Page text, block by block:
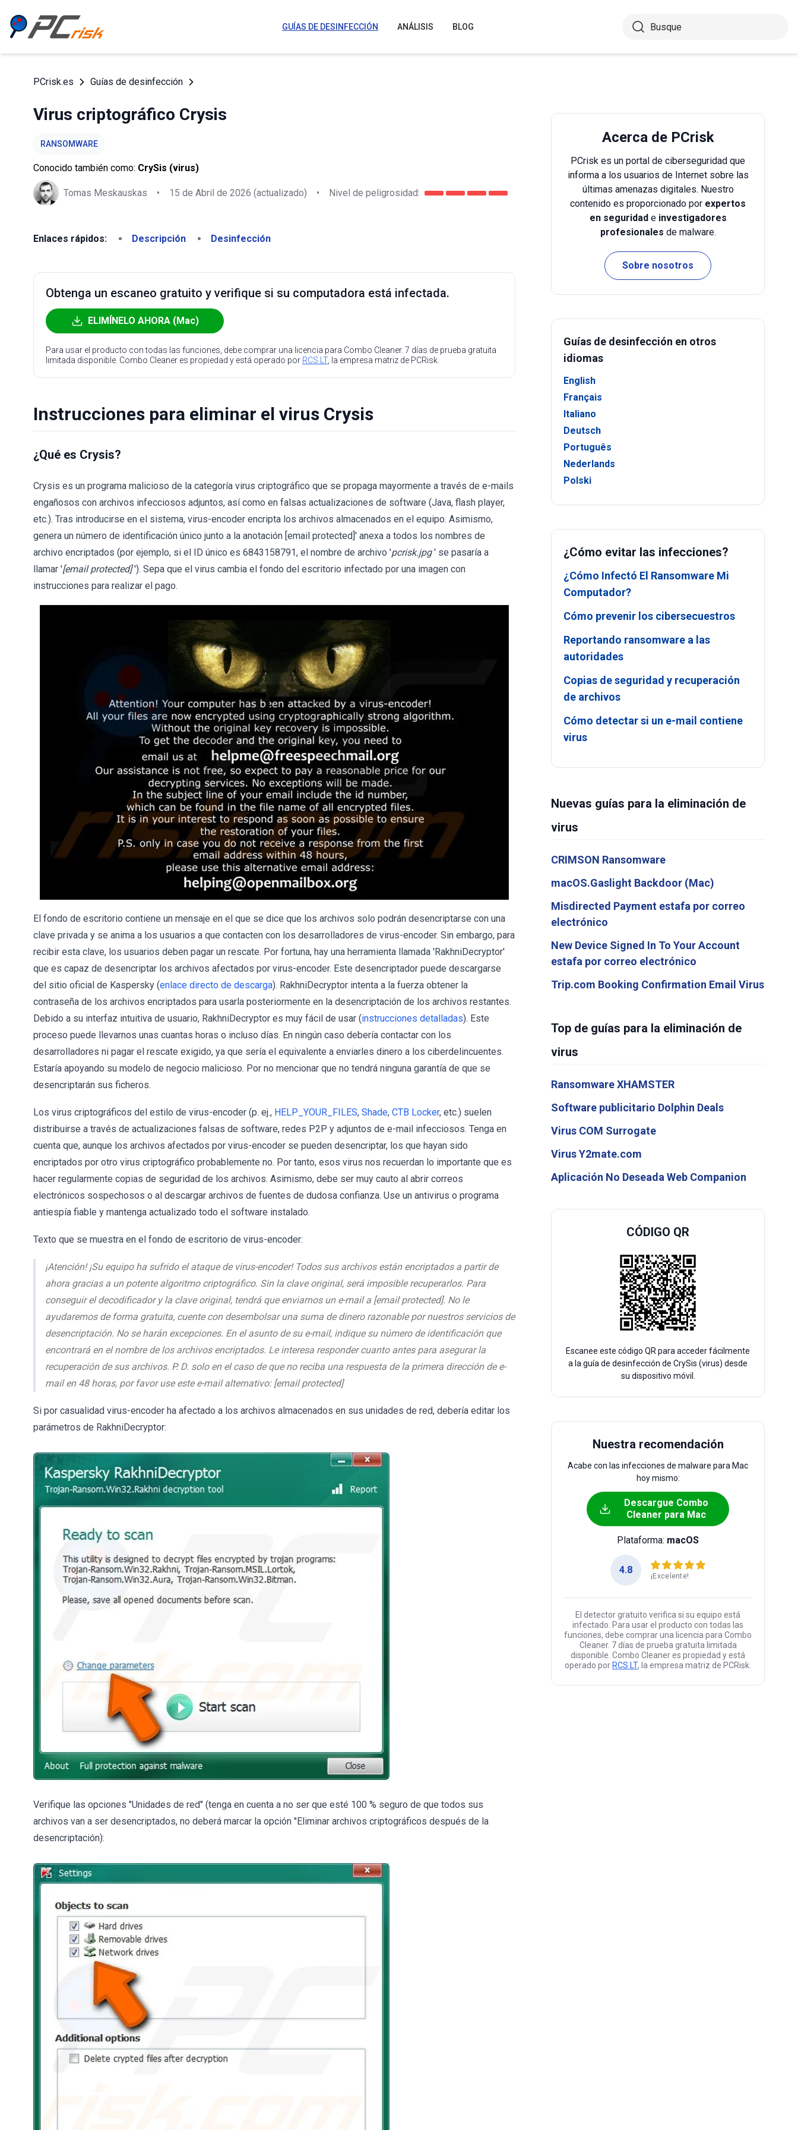
GUÍAS DE DESINFECCIÓN ANÁLISIS BLOG
PCrisk.es Guías de desinfección
Virus criptográfico Crysis
RANSOMWARE
Conocido también como: CrySis (virus)
Tomas Meskauskas • 15 de Abril de 2026 (actualizado) • Nivel de peligrosidad:
Enlaces rápidos: Descripción Desinfección
Obtenga un escaneo gratuito y verifique si su computadora está infectada.
ELIMÍNELO AHORA (Mac)
Para usar el producto con todas las funciones, debe comprar una licencia para Combo Cleaner. 7 días de prueba gratuita
limitada disponible. Combo Cleaner es propiedad y está operado por RCS LT, la empresa matriz de PCRisk.
Instrucciones para eliminar el virus Crysis
¿Qué es Crysis?
Crysis es un programa malicioso de la categoría virus criptográfico que se propaga mayormente a través de e-mails
engañosos con archivos infecciosos adjuntos, así como en falsas actualizaciones de software (Java, flash player,
etc.). Tras introducirse en el sistema, virus-encoder encripta los archivos almacenados en el equipo. Asimismo,
genera un número de identificación único junto a la anotación [email protected]' anexa a todos los nombres de
archivo encriptados (por ejemplo, si el ID único es 6843158791, el nombre de archivo 'pcrisk.jpg ' se pasaría a
llamar '[email protected] '). Sepa que el virus cambia el fondo del escritorio infectado por una imagen con
instrucciones para realizar el pago.
El fondo de escritorio contiene un mensaje en el que se dice que los archivos solo podrán desencriptarse con una
clave privada y se anima a los usuarios a que contacten con los desarrolladores de virus-encoder. Sin embargo, para
recibir esta clave, los usuarios deben pagar un rescate. Por fortuna, hay una herramienta llamada 'RakhniDecryptor'
que es capaz de desencriptar los archivos afectados por virus-encoder. Este desencriptador puede descargarse
del sitio oficial de Kaspersky (enlace directo de descarga). RakhniDecryptor intenta a la fuerza obtener la
contraseña de los archivos encriptados para usarla posteriormente en la desencriptación de los archivos restantes.
Debido a su interfaz intuitiva de usuario, RakhniDecryptor es muy fácil de usar (instrucciones detalladas). Este
proceso puede llevarnos unas cuantas horas o incluso días. En ningún caso debería contactar con los
desarrolladores ni pagar el rescate exigido, ya que sería el equivalente a enviarles dinero a los ciberdelincuentes.
Estaría apoyando su modelo de negocio malicioso. Por no mencionar que no tendrá ninguna garantía de que se
desencriptarán sus ficheros.
Los virus criptográficos del estilo de virus-encoder (p. ej., HELP_YOUR_FILES, Shade, CTB Locker, etc.) suelen
distribuirse a través de actualizaciones falsas de software, redes P2P y adjuntos de e-mail infecciosos. Tenga en
cuenta que, aunque los archivos afectados por virus-encoder se pueden desencriptar, los que hayan sido
encriptados por otro virus criptográfico probablemente no. Por tanto, esos virus nos recuerdan lo importante que es
hacer regularmente copias de seguridad de los archivos. Asimismo, debe ser muy cauto al abrir correos
electrónicos sospechosos o al descargar archivos de fuentes de dudosa confianza. Use un antivirus o programa
antiespía fiable y mantenga actualizado todo el software instalado.
Texto que se muestra en el fondo de escritorio de virus-encoder:
¡Atención! ¡Su equipo ha sufrido el ataque de virus-encoder! Todos sus archivos están encriptados a partir de
ahora gracias a un potente algoritmo criptográfico. Sin la clave original, será imposible recuperarlos. Para
conseguir el decodificador y la clave original, tendrá que enviarnos un e-mail a [email protected]. No le
ayudaremos de forma gratuita, cuente con desembolsar una suma de dinero razonable por nuestros servicios de
desencriptación. No se harán excepciones. En el asunto de su e-mail, indique su número de identificación que
encontrará en el nombre de los archivos encriptados. Le interesa responder cuanto antes para asegurar la
recuperación de sus archivos. P. D. solo en el caso de que no reciba una respuesta de la primera dirección de e-
mail en 48 horas, por favor use este e-mail alternativo: [email protected]
Si por casualidad virus-encoder ha afectado a los archivos almacenados en sus unidades de red, debería editar los
parámetros de RakhniDecryptor:
Verifique las opciones "Unidades de red" (tenga en cuenta a no ser que esté 100 % seguro de que todos sus
archivos van a ser desencriptados, no deberá marcar la opción "Eliminar archivos criptográficos después de la
desencriptación):
Acerca de PCrisk
PCrisk es un portal de ciberseguridad que
informa a los usuarios de Internet sobre las
últimas amenazas digitales. Nuestro
contenido es proporcionado por expertos
en seguridade investigadores
profesionales de malware.
Sobre nosotros
Guías de desinfección en otros
idiomas
English
Français
Italiano
Deutsch
Português
Nederlands
Polski
¿Cómo evitar las infecciones?
¿Cómo Infectó El Ransomware Mi
Computador?
Cómo prevenir los cibersecuestros
Reportando ransomware a las
autoridades
Copias de seguridad y recuperación
de archivos
Cómo detectar si un e-mail contiene
virus
Nuevas guías para la eliminación de
virus
CRIMSON Ransomware
macOS.Gaslight Backdoor (Mac)
Misdirected Payment estafa por correo
electrónico
New Device Signed In To Your Account
estafa por correo electrónico
Trip.com Booking Confirmation Email Virus
Top de guías para la eliminación de
virus
Ransomware XHAMSTER
Software publicitario Dolphin Deals
Virus COM Surrogate
Virus Y2mate.com
Aplicación No Deseada Web Companion
CÓDIGO QR
Escanee este código QR para acceder fácilmente
a la guía de desinfección de CrySis (virus) desde
su dispositivo móvil.
Nuestra recomendación
Acabe con las infecciones de malware para Mac
hoy mismo:
Descargue Combo
Cleaner para Mac
Plataforma: macOS
4.8
¡Excelente!
El detector gratuito verifica si su equipo está
infectado. Para usar el producto con todas las
funciones, debe comprar una licencia para Combo
Cleaner. 7 días de prueba gratuita limitada
disponible. Combo Cleaner es propiedad y está
operado por RCS LT, la empresa matriz de PCRisk.